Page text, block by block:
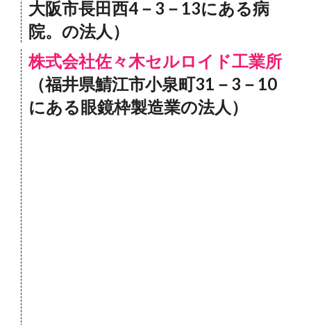
大阪市長田西4－3－13にある病
院。の法人）
株式会社佐々木セルロイド工業所
（福井県鯖江市小泉町31－3－10
にある眼鏡枠製造業の法人）